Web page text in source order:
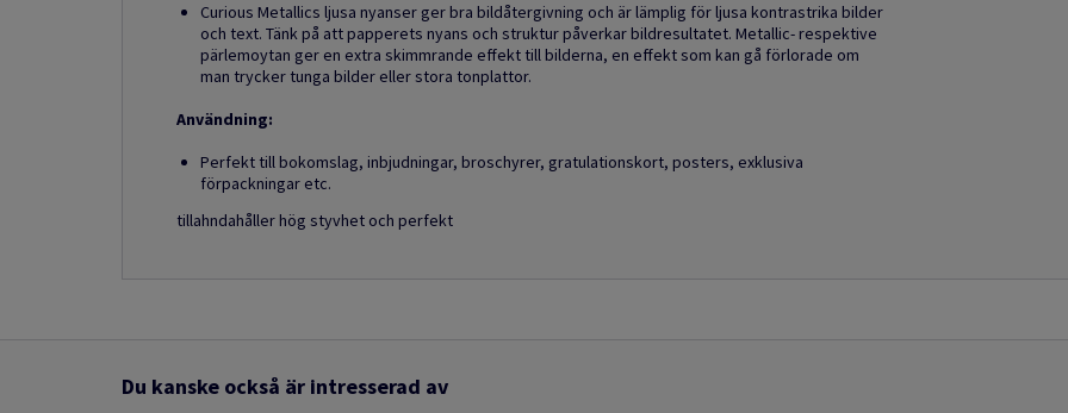
Curious Metallics ljusa nyanser ger bra bildåtergivning och är lämplig för ljusa kontrastrika bilder
och text. Tänk på att papperets nyans och struktur påverkar bildresultatet. Metallic- respektive
pärlemoytan ger en extra skimmrande effekt till bilderna, en effekt som kan gå förlorade om
man trycker tunga bilder eller stora tonplattor.
Användning:
Perfekt till bokomslag, inbjudningar, broschyrer, gratulationskort, posters, exklusiva
förpackningar etc.
tillahndahåller hög styvhet och perfekt
Du kanske också är intresserad av